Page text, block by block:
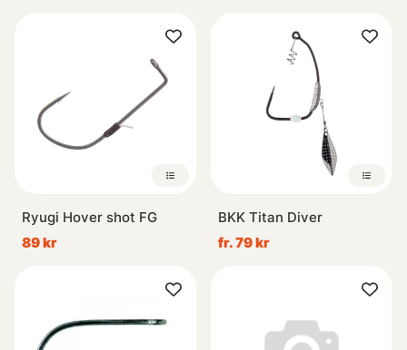
Ryugi Hover shot FG
89 kr
BKK Titan Diver
fr. 79 kr